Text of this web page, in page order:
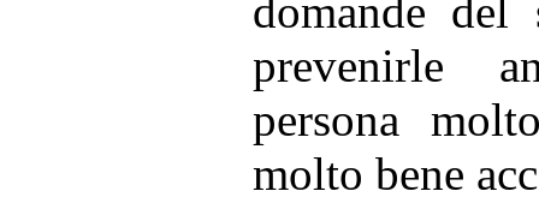
domande del
prevenirle
persona
molto bene